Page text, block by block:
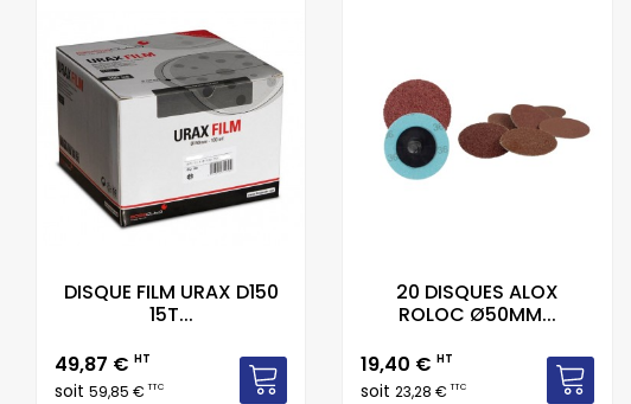
DISQUE FILM URAX D150
15T...
Prix
49,87 € HT
soit 59,85 €TTC
20 DISQUES ALOX
ROLOC Ø50MM...
Prix
19,40 €HT
soit23,28 €TTC